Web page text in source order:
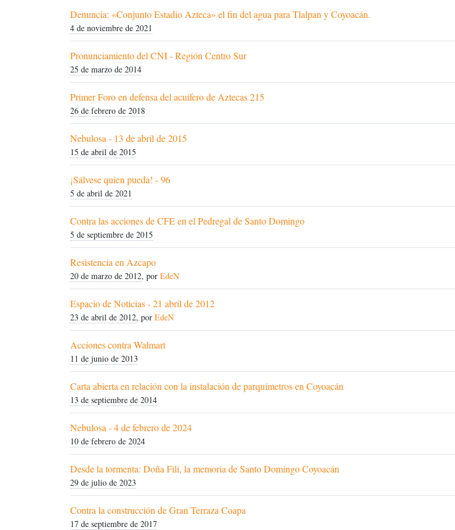
Denuncia: «Conjunto Estadio Azteca» el fin del agua para Tlalpan y Coyoacán.
4 de noviembre de 2021
Pronunciamiento del CNI - Región Centro Sur
25 de marzo de 2014
Primer Foro en defensa del acuífero de Aztecas 215
26 de febrero de 2018
Nebulosa - 13 de abril de 2015
15 de abril de 2015
¡Sálvese quien pueda! - 96
5 de abril de 2021
Contra las acciones de CFE en el Pedregal de Santo Domingo
5 de septiembre de 2015
Resistencia en Azcapo
20 de marzo de 2012, por EdeN
Espacio de Noticias - 21 abril de 2012
23 de abril de 2012, por EdeN
Acciones contra Walmart
11 de junio de 2013
Carta abierta en relación con la instalación de parquímetros en Coyoacán
13 de septiembre de 2014
Nebulosa - 4 de febrero de 2024
10 de febrero de 2024
Desde la tormenta: Doña Fili, la memoria de Santo Domingo Coyoacán
29 de julio de 2023
Contra la construcción de Gran Terraza Coapa
17 de septiembre de 2017